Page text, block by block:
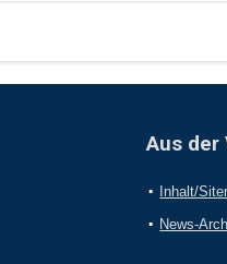
Aus der
Inhalt/
News-